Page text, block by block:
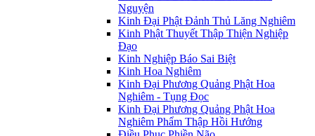
Nguyện
Kinh Đại Phật Đảnh Thủ Lăng Nghiêm
Kinh Phật Thuyết Thập Thiện Nghiệp
Đạo
Kinh Nghiệp Báo Sai Biệt
Kinh Hoa Nghiêm
Kinh Đại Phương Quảng Phật Hoa
Nghiêm - Tụng Đọc
Kinh Đại Phương Quảng Phật Hoa
Nghiêm Phẩm Thập Hồi Hướng